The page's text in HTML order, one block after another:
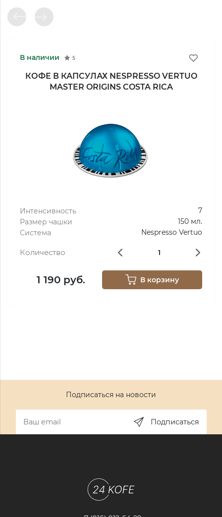
В наличии 5
КОФЕ В КАПСУЛАХ NESPRESSO VERTUO
MASTER ORIGINS COSTA RICA
Интенсивность
7
Размер чашки
150 мл.
Система
Nespresso Vertuo
Количество
1 190 руб. В корзину
Подписаться на новости
Подписаться